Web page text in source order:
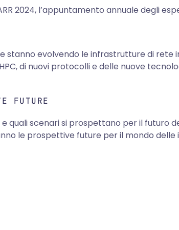
2024, l’appuntamento annuale degli
evolvendo le infrastrutture di rete
di nuovi protocolli e delle nuove
FUTURE
quali scenari si prospettano per il futuro
le prospettive future per il mondo